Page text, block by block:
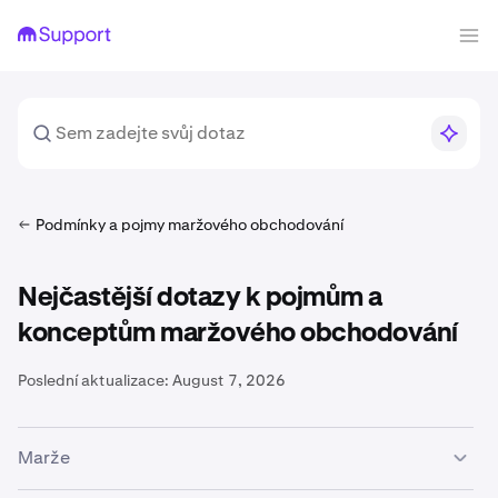
Podmínky a pojmy maržového obchodování
Nejčastější dotazy k pojmům a
konceptům maržového obchodování
Poslední aktualizace: August 7, 2026
Marže